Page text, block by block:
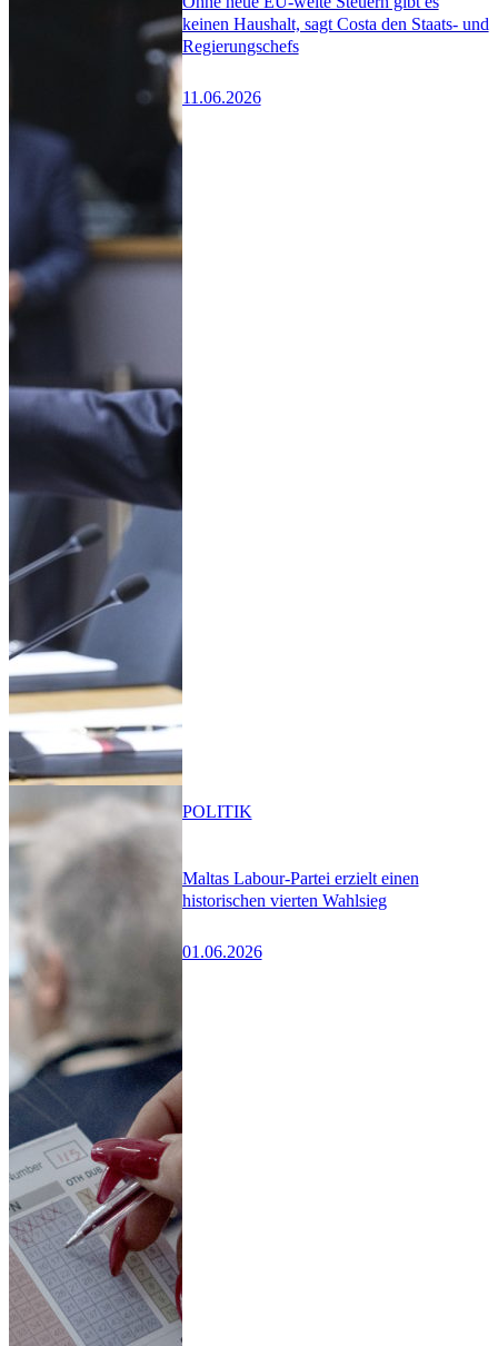
keinen Haushalt, sagt Costa den Staats- und
Regierungschefs
11.06.2026
Maltas Labour-Partei erzielt einen
historischen vierten Wahlsieg
01.06.2026
POLITIK